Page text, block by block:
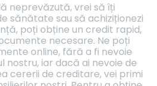
neprevăzută, vrei să îți
sănătate sau să achiziționezi
poți obține un credit rapid,
necesare. Ne poți
online, fără a fi nevoie
nostru, iar dacă ai nevoie de
cererii de creditare, vei primi